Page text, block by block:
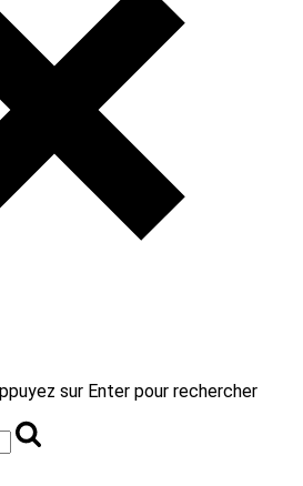
sur Enter pour rechercher